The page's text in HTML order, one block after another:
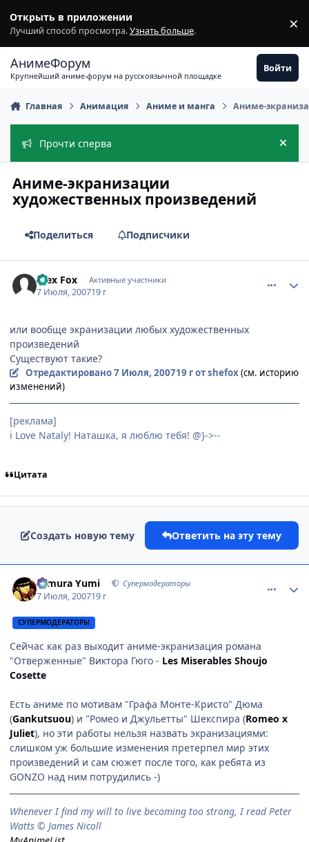
Открыть в приложении
Лучший способ просмотра.Узнать больше. ×
АнимеФорум
Крупнейший аниме-форум на русскоязычной площадке
Войти
Главная Анимация Аниме и манга Аниме-
Прочти сперва
Аниме-экранизации
художественных произведений
Поделиться Подписчики
Alex Fox Активные участники
7 Июля, 200719 г
или вообще экранизации любых художественных
произведений
Существуют такие?
Отредактировано7 Июля, 200719 гот shefox(см. историю
изменений)
[реклама]
i Love Nataly! Наташка, я люблю тeбя! @}->--
Цитата
Создать новую тему Ответить на эту тему
Himura Yumi Супермодераторы
7 Июля, 200719 г
СУПЕРМОДЕРАТОРЫ
Сейчас как раз выходит аниме-экранизация романа
"Отверженные" Виктора Гюго - Les Miserables Shoujo
Cosette
Есть аниме по мотивам "Графа Монте-Кристо" Дюма
(Gankutsuou) и "Ромео и Джульетты" Шекспира (Romeo x
Juliet), но эти работы нельзя назвать экранизациями:
слишком уж большие изменения претерпел мир этих
произведений и сам сюжет после того, как ребята из
GONZO над ним потрудились -)
When­ever I find my will to live be­com­ing too strong, I read Peter
Watts © James Nicoll